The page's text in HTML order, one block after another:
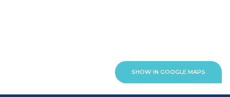
SHOW IN GOOGLE MAPS